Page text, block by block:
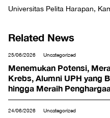
Universitas Pelita Harapan,
Related News
25/06/2026 Uncategorized
Menemukan Potensi,
Krebs, Alumni UPH yang
hingga Meraih
2024
24/06/2026 Uncategorized